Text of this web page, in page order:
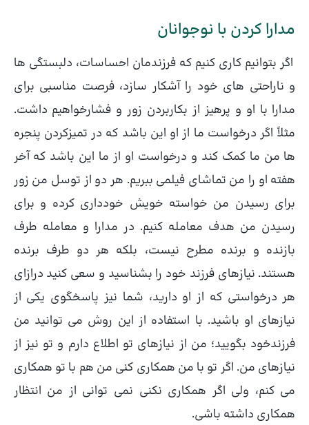
مدارا کردن با نوجوانان
اگر بتوانیم کاری کنیم که فرزندمان احساسات، دلبستگی ها
و ناراحتی های خود را آشکار سازد، فرصت مناسبی برای
مدارا با او و پرهیز از بکاربردن زور و فشارخواهیم داشت.
مثلاً اگر درخواست ما از او این باشد که در تمیزکردن پنجره
ها من ما کمک کند و درخواست او از ما این باشد که آخر
هفته او را من تماشای فیلمی ببریم. هر دو از توسل من زور
برای رسیدن من خواسته خویش خودداری کرده و برای
رسیدن من هدف معامله کنیم. در مدارا و معامله طرف
بازنده و برنده مطرح نیست، بلکه هر دو طرف برنده
هستند. نیازهای فرزند خود را بشناسید و سعی کنید درازای
هر درخواستی که از او دارید، شما نیز پاسخگوی یکی از
نیازهای او باشید. با استفاده از این روش می توانید من
فرزندخود بگویید؛ من از نیازهای تو اطلاع دارم و تو نیز از
نیازهای من. اگر تو با من همکاری کنی من هم با تو همکاری
می کنم، ولی اگر همکاری نکنی نمی توانی از من انتظار
همکاری داشته باشی.